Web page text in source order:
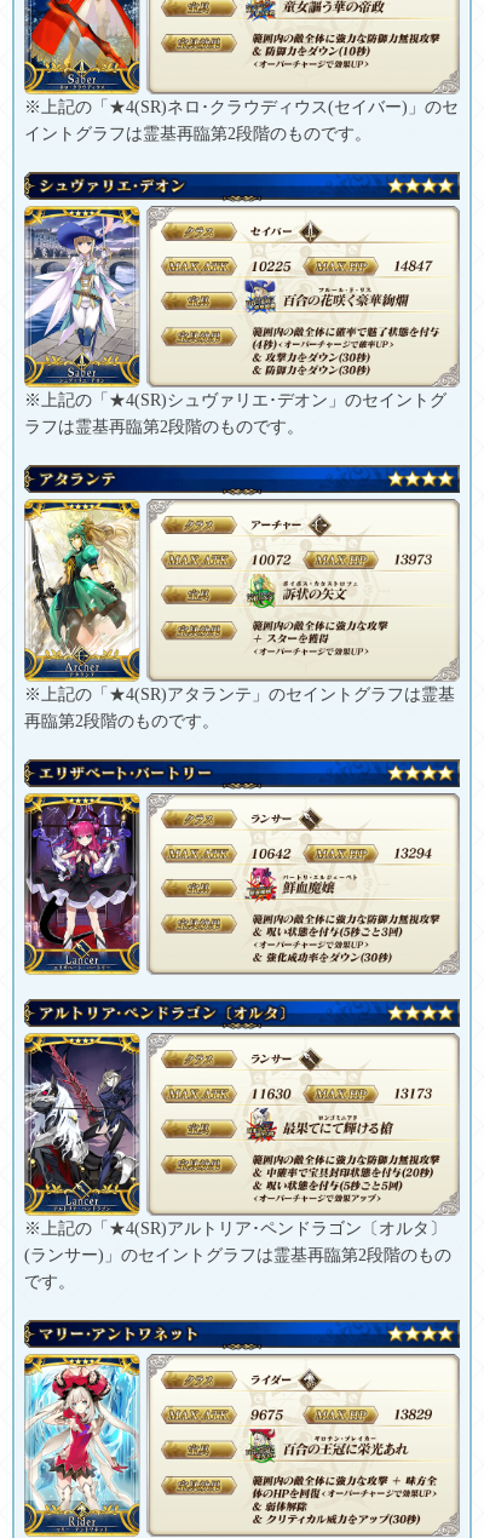
※上記の「★4(SR)ネロ･クラウディウス(セイバー)」のセ
イントグラフは霊基再臨第2段階のものです。
※上記の「★4(SR)シュヴァリエ･デオン」のセイントグ
ラフは霊基再臨第2段階のものです。
※上記の「★4(SR)アタランテ」のセイントグラフは霊基
再臨第2段階のものです。
※上記の「★4(SR)アルトリア･ペンドラゴン〔オルタ〕
(ランサー)」のセイントグラフは霊基再臨第2段階のもの
です。